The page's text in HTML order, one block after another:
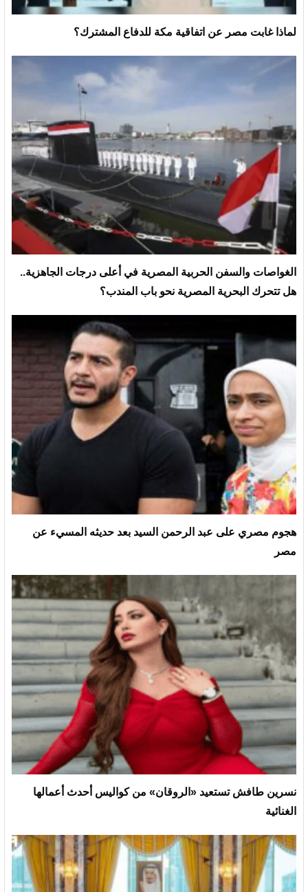
لماذا غابت مصر عن اتفاقية مكة للدفاع المشترك؟
الغواصات والسفن الحربية المصرية في أعلى درجات الجاهزية..
هل تتحرك البحرية المصرية نحو باب المندب؟
هجوم مصري على عبد الرحمن السيد بعد حديثه المسيء عن
مصر
نسرين طافش تستعيد «الروقان» من كواليس أحدث أعمالها
الغنائية